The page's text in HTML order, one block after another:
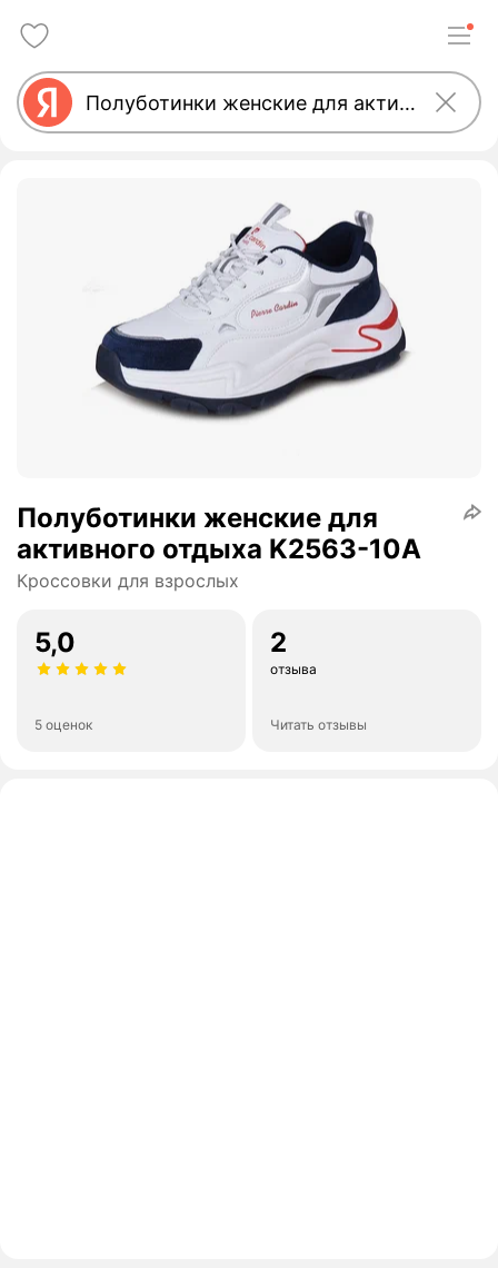
Полуботинки женские для
активного отдыха K2563-10A
Кроссовки для взрослых
5,0
5 оценок
2
отзыва
Читать отзывы